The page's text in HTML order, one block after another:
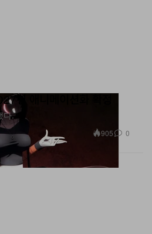
년 애니메이션화 확정
다.
905 0